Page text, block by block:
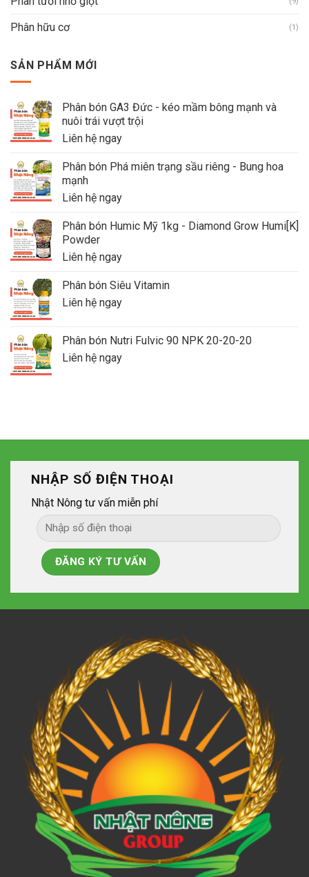
Phân hữu cơ (1)
SẢN PHẨM MỚI
Phân bón GA3 Đức - kéo mầm bông mạnh và
nuôi trái vượt trội
Liên hệ ngay
Phân bón Phá miên trạng sầu riêng - Bung hoa
mạnh
Liên hệ ngay
Phân bón Humic Mỹ 1kg - Diamond Grow Humi[K]
Powder
Liên hệ ngay
Phân bón Siêu Vitamin
Liên hệ ngay
Phân bón Nutri Fulvic 90 NPK 20-20-20
Liên hệ ngay
NHẬP SỐ ĐIỆN THOẠI
Nhật Nông tư vấn miễn phí